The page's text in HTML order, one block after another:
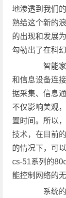
地渗透到我们
熟给这个新的
的出现和发展
勾勒出了在科
智能家
和信息设备连
据采集、信息
不仅影响美观
置时间。所以
技术，在目前
的情况下，可
cs-51系列的
能控制网络的
系统的